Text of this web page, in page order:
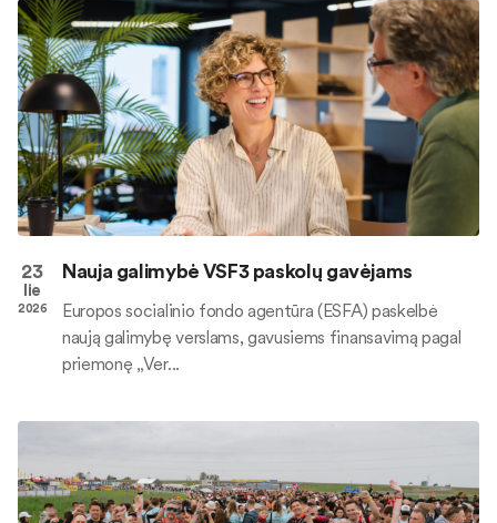
23
lie
2026
Nauja galimybė VSF3 paskolų gavėjams
Europos socialinio fondo agentūra (ESFA) paskelbė
naują galimybę verslams, gavusiems finansavimą pagal
priemonę „Ver...